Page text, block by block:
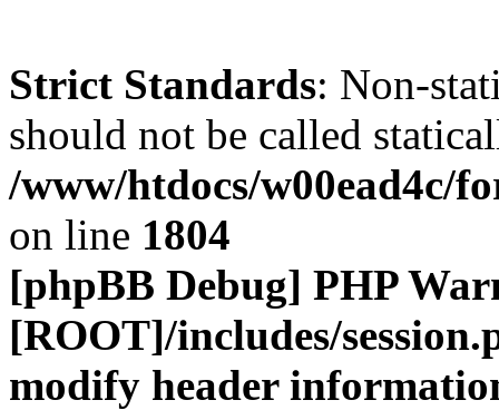
Strict Standards: Non-
should not be called
/www/htdocs/w00ead4c/
on line 1804
[phpBB Debug] PHP
[ROOT]/includes/
modify header